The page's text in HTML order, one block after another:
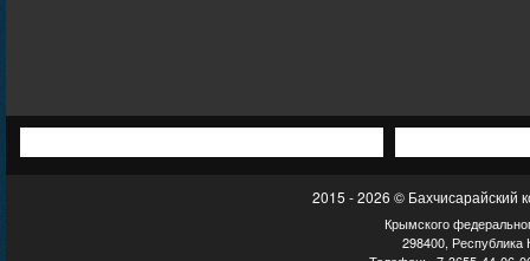
2015 - 2026 © Бахчисарайский
Крымского
298400, Республика